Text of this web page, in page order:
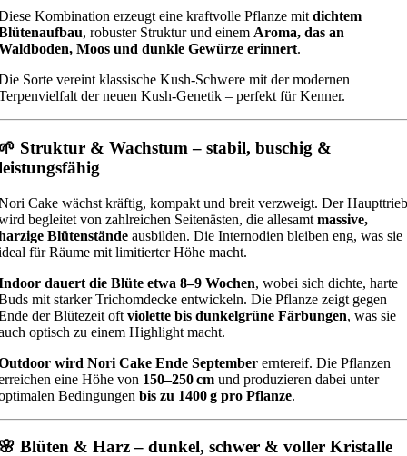
Kombination erzeugt eine kraftvolle Pflanze mit dichtem
, robuster Struktur und einem Aroma, das an
Moos und dunkle Gewürze erinnert.
Sorte vereint klassische Kush-Schwere mit der modernen
der neuen Kush-Genetik – perfekt für Kenner.
Struktur & Wachstum – stabil, buschig &
Cake wächst kräftig, kompakt und breit verzweigt. Der Haupttrieb
begleitet von zahlreichen Seitenästen, die allesamt massive,
Blütenstände ausbilden. Die Internodien bleiben eng, was sie
für Räume mit limitierter Höhe macht.
dauert die Blüte etwa 8–9 Wochen, wobei sich dichte, harte
mit starker Trichomdecke entwickeln. Die Pflanze zeigt gegen
der Blütezeit oft violette bis dunkelgrüne Färbungen, was sie
optisch zu einem Highlight macht.
wird Nori Cake Ende September erntereif. Die Pflanzen
eine Höhe von 150–250 cm und produzieren dabei unter
Bedingungen bis zu 1400 g pro Pflanze.
Blüten & Harz – dunkel, schwer & voller Kristalle